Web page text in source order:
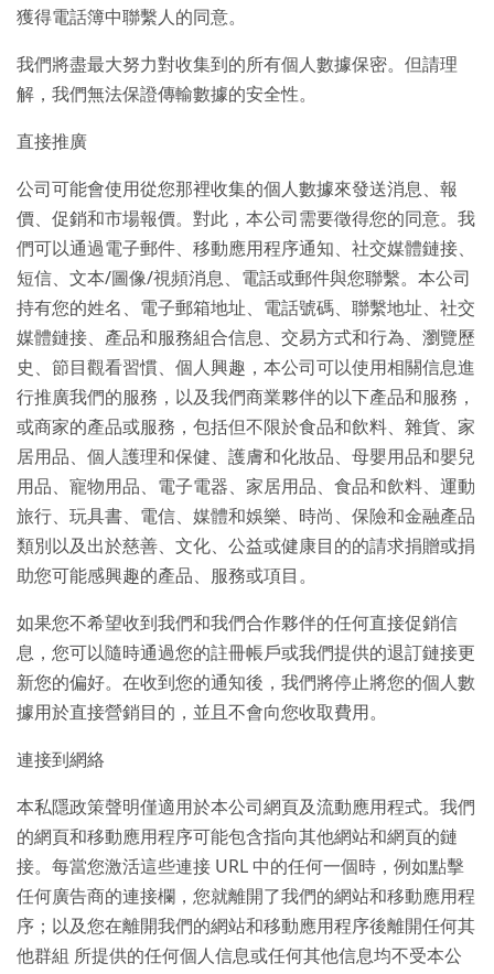
獲得電話簿中聯繫人的同意。
我們將盡最大努力對收集到的所有個人數據保密。但請理
解，我們無法保證傳輸數據的安全性。
直接推廣
公司可能會使用從您那裡收集的個人數據來發送消息、報
價、促銷和市場報價。對此，本公司需要徵得您的同意。我
們可以通過電子郵件、移動應用程序通知、社交媒體鏈接、
短信、文本/圖像/視頻消息、電話或郵件與您聯繫。本公司
持有您的姓名、電子郵箱地址、電話號碼、聯繫地址、社交
媒體鏈接、產品和服務組合信息、交易方式和行為、瀏覽歷
史、節目觀看習慣、個人興趣，本公司可以使用相關信息進
行推廣我們的服務，以及我們商業夥伴的以下產品和服務，
或商家的產品或服務，包括但不限於食品和飲料、雜貨、家
居用品、個人護理和保健、護膚和化妝品、母嬰用品和嬰兒
用品、寵物用品、電子電器、家居用品、食品和飲料、運動
旅行、玩具書、電信、媒體和娛樂、時尚、保險和金融產品
類別以及出於慈善、文化、公益或健康目的的請求捐贈或捐
助您可能感興趣的產品、服務或項目。
如果您不希望收到我們和我們合作夥伴的任何直接促銷信
息，您可以隨時通過您的註冊帳戶或我們提供的退訂鏈接更
新您的偏好。在收到您的通知後，我們將停止將您的個人數
據用於直接營銷目的，並且不會向您收取費用。
連接到網絡
本私隱政策聲明僅適用於本公司網頁及流動應用程式。我們
的網頁和移動應用程序可能包含指向其他網站和網頁的鏈
接。每當您激活這些連接 URL 中的任何一個時，例如點擊
任何廣告商的連接欄，您就離開了我們的網站和移動應用程
序；以及您在離開我們的網站和移動應用程序後離開任何其
他群組 所提供的任何個人信息或任何其他信息均不受本公